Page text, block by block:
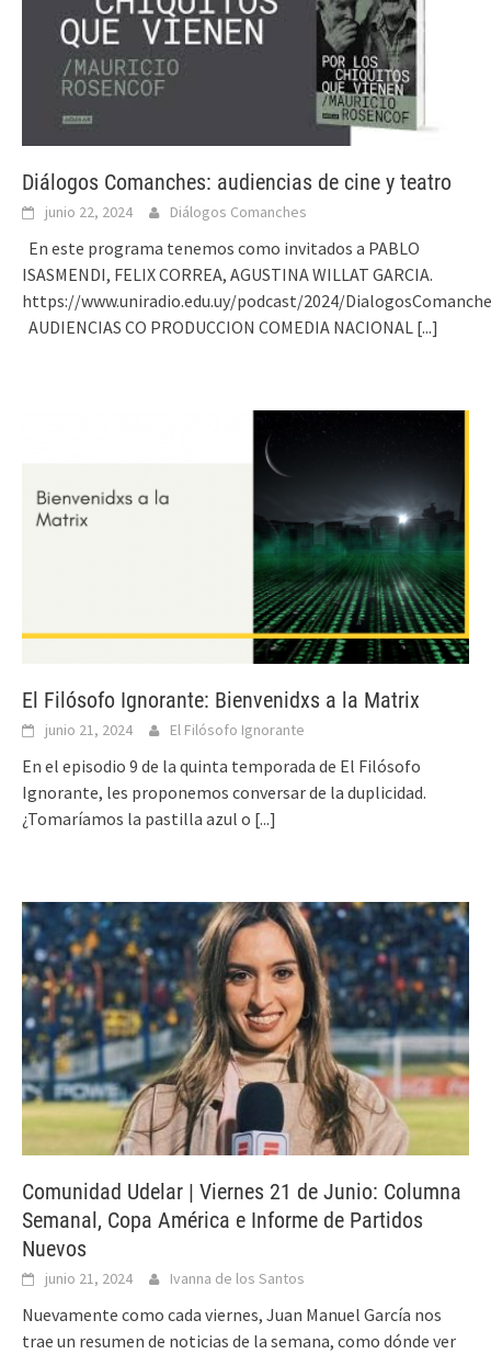
Diálogos Comanches: audiencias de cine y teatro
junio 22, 2024 Diálogos Comanches
En este programa tenemos como invitados a PABLO
ISASMENDI, FELIX CORREA, AGUSTINA WILLAT GARCIA.
https://www.uniradio.edu.uy/podcast/2024/
AUDIENCIAS CO PRODUCCION COMEDIA NACIONAL [...]
El Filósofo Ignorante: Bienvenidxs a la Matrix
junio 21, 2024 El Filósofo Ignorante
En el episodio 9 de la quinta temporada de El Filósofo
Ignorante, les proponemos conversar de la duplicidad.
¿Tomaríamos la pastilla azul o [...]
Comunidad Udelar | Viernes 21 de Junio: Columna
Semanal, Copa América e Informe de Partidos
Nuevos
junio 21, 2024 Ivanna de los Santos
Nuevamente como cada viernes, Juan Manuel García nos
trae un resumen de noticias de la semana, como dónde ver